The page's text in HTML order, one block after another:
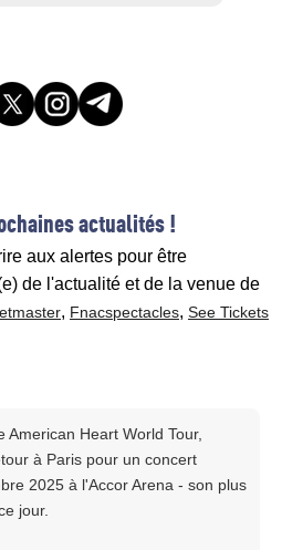
actualités !
aux alertes pour être
de l'actualité et de la venue de
, Fnacspectacles, See Tickets
Heart World Tour,
à Paris pour un concert
2025 à l'Accor Arena - son plus
jour.